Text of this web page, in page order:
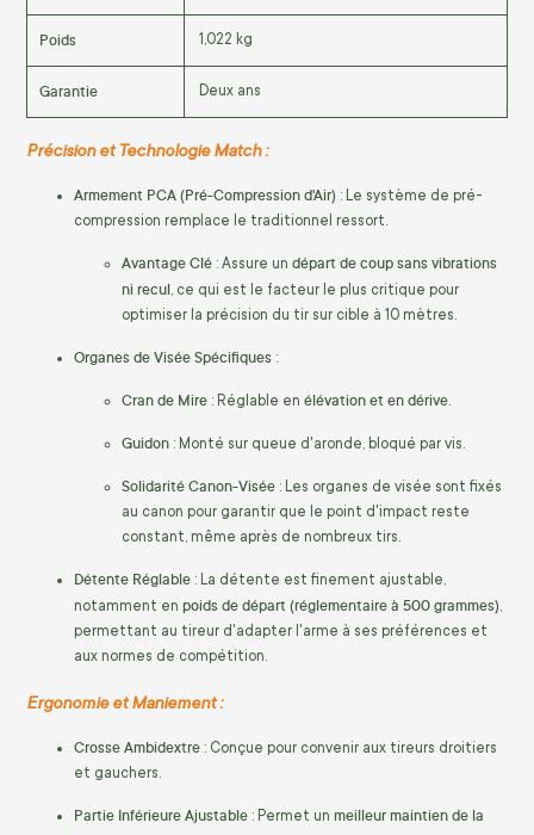
Poids 1,022 kg
Garantie Deux ans
Précision et Technologie Match :
Armement PCA (Pré-Compression d'Air) : Le système de pré-
compression remplace le traditionnel ressort.
Avantage Clé : Assure un départ de coup sans vibrations
ni recul, ce qui est le facteur le plus critique pour
optimiser la précision du tir sur cible à 10 mètres.
Organes de Visée Spécifiques :
Cran de Mire : Réglable en élévation et en dérive.
Guidon : Monté sur queue d'aronde, bloqué par vis.
Solidarité Canon-Visée : Les organes de visée sont fixés
au canon pour garantir que le point d'impact reste
constant, même après de nombreux tirs.
Détente Réglable : La détente est finement ajustable,
notamment en poids de départ (réglementaire à 500 grammes),
permettant au tireur d'adapter l'arme à ses préférences et
aux normes de compétition.
Ergonomie et Maniement :
Crosse Ambidextre : Conçue pour convenir aux tireurs droitiers
et gauchers.
Partie Inférieure Ajustable : Permet un meilleur maintien de la